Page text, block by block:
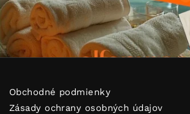
Obchodné podmienky
Zásady ochrany osobných údajov